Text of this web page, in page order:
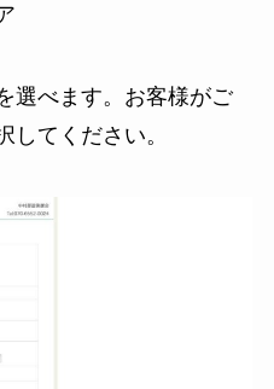
選べます。お客様がご
してください。